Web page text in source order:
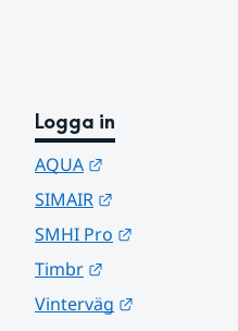
Logga in
AQUA
SIMAIR
SMHI Pro
Timbr
Vinterväg